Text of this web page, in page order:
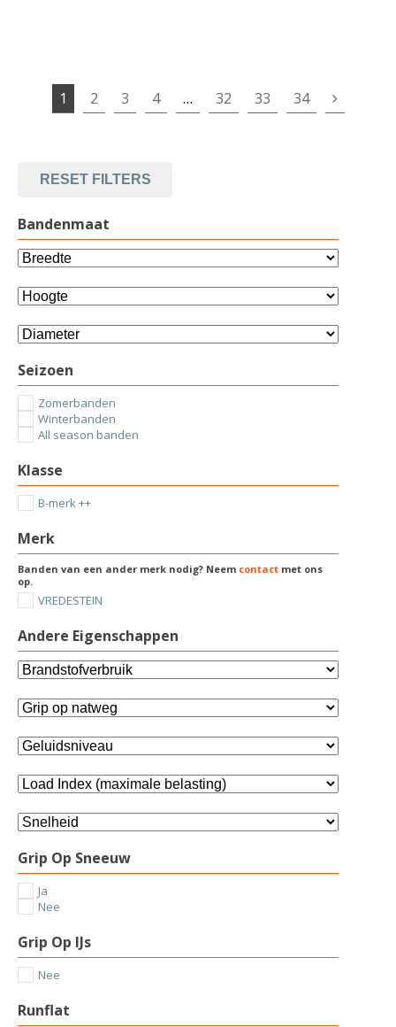
1 2 3 4 … 32 33 34
RESET FILTERS
Bandenmaat
Seizoen
Zomerbanden
Winterbanden
All season banden
Klasse
B-merk ++
Merk
Banden van een ander merk nodig? Neem contact met ons
op.
VREDESTEIN
Andere Eigenschappen
Grip Op Sneeuw
Ja
Nee
Grip Op IJs
Nee
Runflat